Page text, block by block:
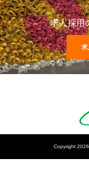
求人採用
求
Copyright